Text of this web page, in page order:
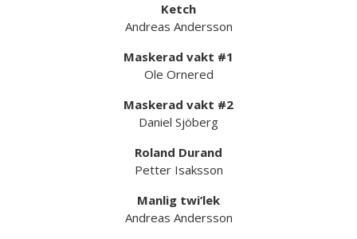
Ketch
Andreas Andersson
Maskerad vakt #1
Ole Ornered
Maskerad vakt #2
Daniel Sjöberg
Roland Durand
Petter Isaksson
Manlig twi’lek
Andreas Andersson